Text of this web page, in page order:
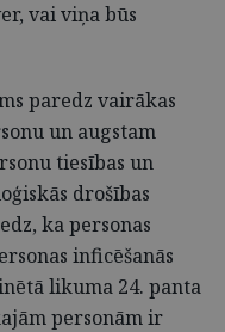
vai viņa būs
paredz vairākas
un augstam
tiesības un
drošības
ka personas
inficēšanās
likuma 24. panta
personām ir